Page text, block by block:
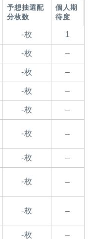
予想抽選配
分枚数
個人期
待度
-枚 1
-枚 –
-枚 –
-枚 –
-枚 –
-枚 –
-枚 –
-枚 –
-枚 –
-枚 –